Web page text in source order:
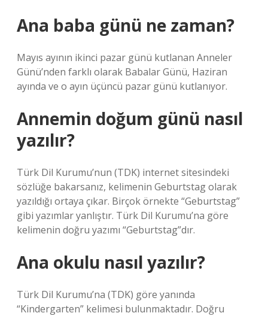
Ana baba günü ne zaman?
Mayıs ayının ikinci pazar günü kutlanan Anneler
Günü’nden farklı olarak Babalar Günü, Haziran
ayında ve o ayın üçüncü pazar günü kutlanıyor.
Annemin doğum günü nasıl
yazılır?
Türk Dil Kurumu’nun (TDK) internet sitesindeki
sözlüğe bakarsanız, kelimenin Geburtstag olarak
yazıldığı ortaya çıkar. Birçok örnekte “Geburtstag”
gibi yazımlar yanlıştır. Türk Dil Kurumu’na göre
kelimenin doğru yazımı “Geburtstag”dır.
Ana okulu nasıl yazılır?
Türk Dil Kurumu’na (TDK) göre yanında
“Kindergarten” kelimesi bulunmaktadır. Doğru